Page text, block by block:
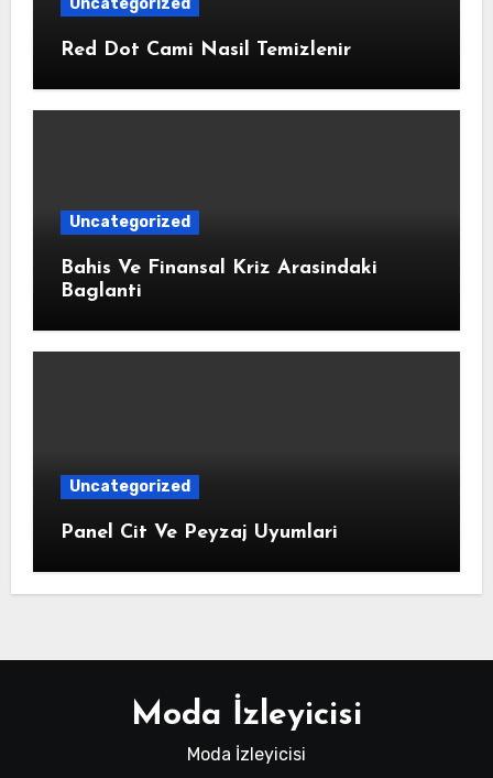
Red Dot Cami Nasil Temizlenir
Uncategorized
Bahis Ve Finansal Kriz Arasindaki
Baglanti
Uncategorized
Panel Cit Ve Peyzaj Uyumlari
Moda İzleyicisi
Moda İzleyicisi